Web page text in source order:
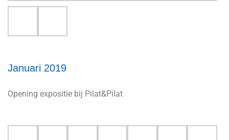
Januari 2019
Opening expositie bij Pilat&Pilat